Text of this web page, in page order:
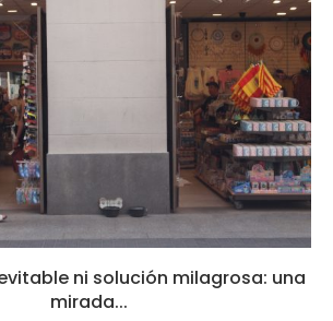
ni solución milagrosa: una
mirada...